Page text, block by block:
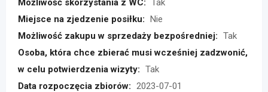
Możliwość skorzystania z WC: Tak
Miejsce na zjedzenie posiłku: Nie
Możliwość zakupu w sprzedaży bezpośredniej: Tak
Osoba, która chce zbierać musi wcześniej zadzwonić,
w celu potwierdzenia wizyty: Tak
Data rozpoczęcia zbiorów: 2023-07-01